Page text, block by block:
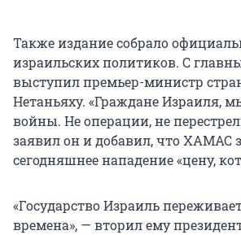
Также издание собрало
израильских политиков. С
выступил премьер-министр
Нетаньяху. «Граждане Израиля,
войны. Не операции, не
заявил он и добавил, что ХАМАС
сегодняшнее нападение «цену,
«Государство Израиль
времена», — вторил ему